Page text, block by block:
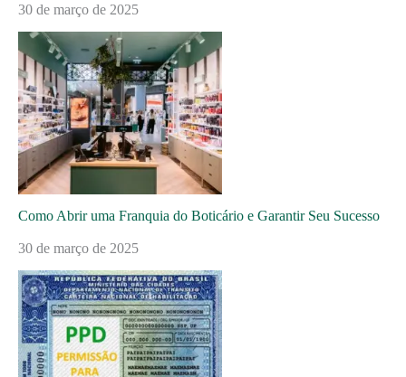
30 de março de 2025
Como Abrir uma Franquia do Boticário e Garantir Seu Sucesso
30 de março de 2025